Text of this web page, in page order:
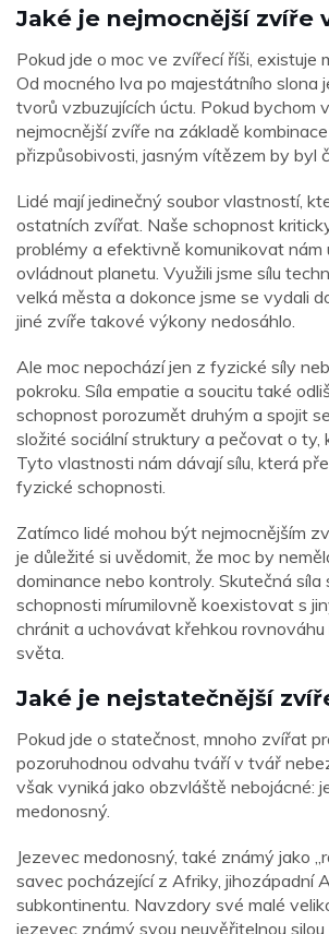
Jaké je nejmocnější zvíře
Pokud jde o moc ve zvířecí říši, existuje
Od mocného lva po majestátního slona
tvorů vzbuzujících úctu. Pokud bychom
nejmocnější zvíře na základě
přizpůsobivosti, jasným vítězem by byl
Lidé mají jedinečný soubor vlastností,
ostatních zvířat. Naše schopnost
problémy a efektivně komunikovat nám
ovládnout planetu. Využili jsme sílu
velká města a dokonce jsme se vydali
jiné zvíře takové výkony nedosáhlo.
Ale moc nepochází jen z fyzické síly
pokroku. Síla empatie a soucitu také
schopnost porozumět druhým a spojit
složité sociální struktury a pečovat o ty,
Tyto vlastnosti nám dávají sílu, která
fyzické schopnosti.
Zatímco lidé mohou být nejmocnějším
je důležité si uvědomit, že moc by
dominance nebo kontroly. Skutečná síla
schopnosti mírumilovně koexistovat s
chránit a uchovávat křehkou
světa.
Jaké je nejstatečnější
Pokud jde o statečnost, mnoho zvířat
pozoruhodnou odvahu tváří v tvář
však vyniká jako obzvláště nebojácné:
medonosný.
Jezevec medonosný, také známý jako
savec pocházející z Afriky, jihozápadní
subkontinentu. Navzdory své malé
jezevec známý svou neuvěřitelnou